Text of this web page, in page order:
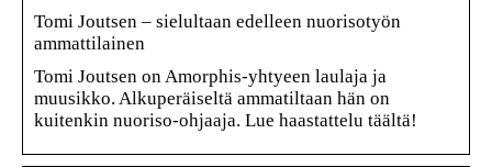
Tomi Joutsen – sielultaan edelleen nuorisotyön
ammattilainen
Tomi Joutsen on Amorphis-yhtyeen laulaja ja
muusikko. Alkuperäiseltä ammatiltaan hän on
kuitenkin nuoriso-ohjaaja. Lue haastattelu täältä!